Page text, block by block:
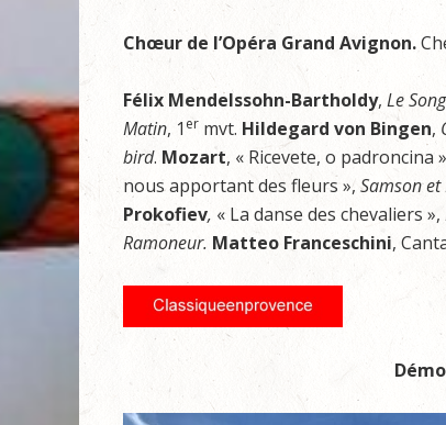
Chœur de l’Opéra Grand Avignon.
Félix Mendelssohn-Bartholdy, Le
Matin, 1 er mvt. Hildegard von Bingen,
bird. Mozart, « Ricevete, o padroncina
nous apportant des fleurs », Samson
Prokofiev, « La danse des chevaliers »,
Ramoneur. Matteo Franceschini,